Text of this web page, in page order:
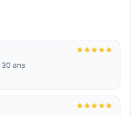
ans